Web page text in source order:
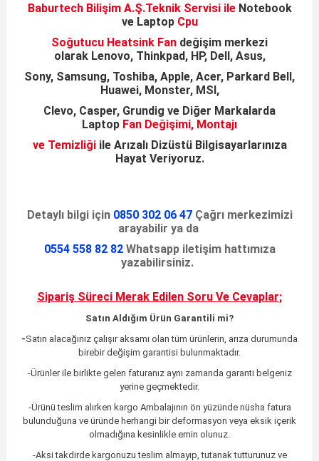
Baburtech Bilişim A.Ş.Teknik Servisi ile Notebook
ve Laptop Cpu
Soğutucu Heatsink Fan değişim merkezi
olarak Lenovo, Thinkpad, HP, Dell, Asus,
Sony, Samsung, Toshiba, Apple, Acer, Parkard Bell,
Huawei, Monster, MSI,
Clevo, Casper, Grundig ve Diğer Markalarda
Laptop Fan Değişimi, Montajı
ve Temizliği ile Arızalı Dizüstü Bilgisayarlarınıza
Hayat Veriyoruz.
Detaylı bilgi için 0850 302 06 47Çağrı merkezimizi
arayabilir ya da
0554 558 82 82Whatsapp iletişim hattımıza
yazabilirsiniz.
Sipariş Süreci Merak Edilen Soru Ve Cevaplar;
Satın Aldığım Ürün Garantili mi?
-Satın alacağınız çalışır aksamı olan tüm ürünlerin, arıza durumunda
birebir değişim garantisi bulunmaktadır.
-Ürünler ile birlikte gelen faturanız aynı zamanda garanti belgeniz
yerine geçmektedir.
-Ürünü teslim alırken kargo Ambalajının ön yüzünde nüsha fatura
bulunduğuna ve üründe herhangi bir deformasyon veya eksik içerik
olmadığına kesinlikle emin olunuz.
-Aksi takdirde kargonuzu teslim almayıp, tutanak tutturunuz ve